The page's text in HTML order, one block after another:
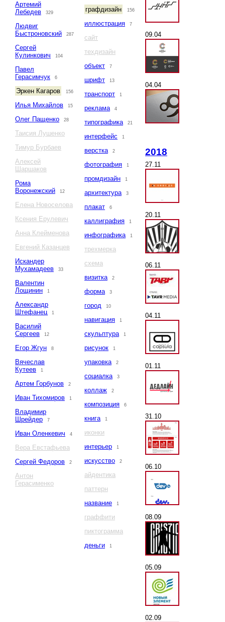
Артемий
Лебедев
329
Людвиг
Быстроновский
287
Сергей
Кулинкович
104
Павел
Герасимчук
6
Эркен Кагаров 156
Илья Михайлов 15
Олег Пащенко 28
Таисия Лушенко
Тимур Бурбаев
Алексей
Шаршаков
Рома
Воронежский
12
Елена Новоселова
Ксения Ерулевич
Анна Клейменова
Евгений Казанцев
Искандер
Мухамадеев
33
Валентин
Лощинин
1
Александр
Штефанец
1
Василий
Сергеев
12
Егор Жгун 8
Вячеслав
Кутеев
1
Артем Горбунов 2
Иван Тихомиров 1
Владимир
Шрейдер
7
Иван Оленкевич 4
Вера Евстафьева
Сергей Федоров
2
Антон
Герасименко
графдизайн 156
иллюстрация 7
сайт
техдизайн
объект
7
шрифт 13
транспорт 1
реклама 4
типографика 21
интерфейс 1
верстка 2
фотография 1
промдизайн 1
архитектура 3
плакат 6
каллиграфия 1
инфографика 1
трехмерка
схема
визитка
2
форма 3
город 10
навигация 1
скульптура 1
рисунок 1
упаковка 2
социалка 3
коллаж 2
композиция 6
книга 1
иконки
интерьер
1
искусство 2
айдентика
паттерн
название
1
граффити
пиктограмма
деньги
1
09.04
04.04
2018
27.11
20.11
06.11
04.11
01.11
31.10
06.10
08.09
05.09
02.09